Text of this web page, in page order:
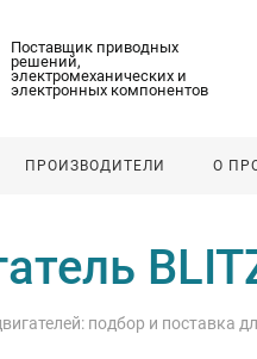
Поставщик приводных
решений,
электромеханических и
электронных компонентов
ПРОИЗВОДИТЕЛИ О
подбор и поставка